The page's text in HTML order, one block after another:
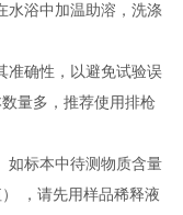
水浴中加温助溶，洗涤
准确性，以避免试验误
量多，推荐使用排枪
如标本中待测物质含量
，请先用样品稀释液